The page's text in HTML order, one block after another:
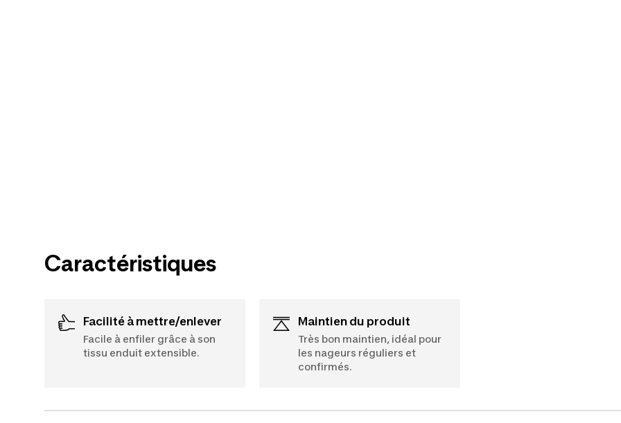
Caractéristiques
Facilité à mettre/enlever
Facile à enfiler grâce à son
tissu enduit extensible.
Maintien du produit
Très bon maintien, idéal pour
les nageurs réguliers et
confirmés.